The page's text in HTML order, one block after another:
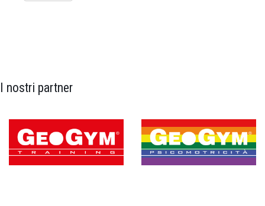
I nostri partner